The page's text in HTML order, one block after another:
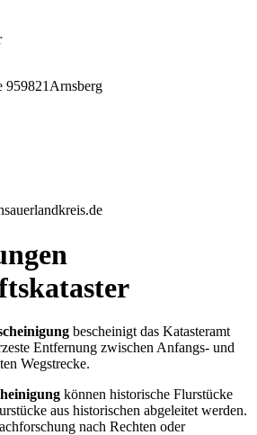
959821 Arnsberg
bescheinigt das Katasteramt
Entfernung zwischen Anfangs- und
Wegstrecke.
können historische Flurstücke
aus historischen abgeleitet werden.
nach Rechten oder